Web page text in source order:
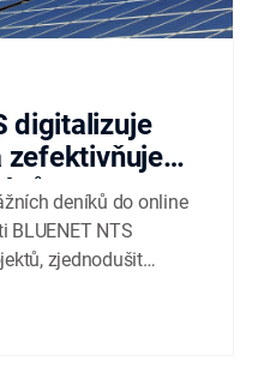
digitalizuje
zefektivňuje
deníků do online
BLUENET NTS
zjednodušit
NTS, a.s. se